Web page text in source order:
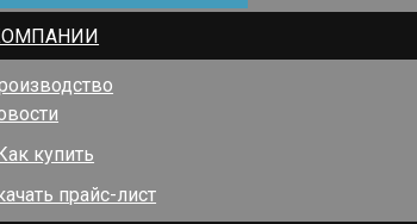
купить
прайс-лист